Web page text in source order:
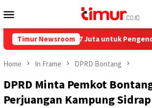
to
Menu
Timur Newsroom
Rp858,7 Juta untuk Pengendalian
Home In Frame DPRD Bontang
DPRD Minta Pemkot
Perjuangan Kampung Sidrap